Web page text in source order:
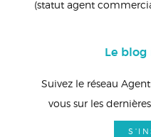
(statut agent
Le
Suivez le réseau
vous sur les